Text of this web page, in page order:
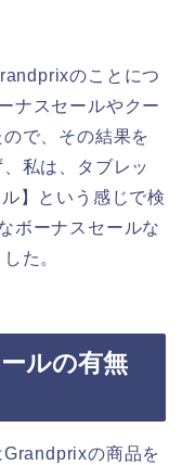
のことにつ
ナスセールやクー
で、その結果を
私は、タブレッ
】という感じで検
ボーナスセールな
た。
ルの有無
の商品を